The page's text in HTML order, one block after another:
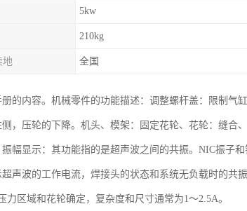
5kw
210kg
地 全国
的内容。机械零件的功能描述：调整螺杆盖：限制气
，压轮的下降。机头、模架：固定花轮、花轮：缝合
幅显示：其功能指的是超声波之间的共振。NIC振子和
声波的工作电流，焊接头的状态和系统无负载时的共振
区域和花轮确定，复杂度和尺寸通常为1～2.5A。